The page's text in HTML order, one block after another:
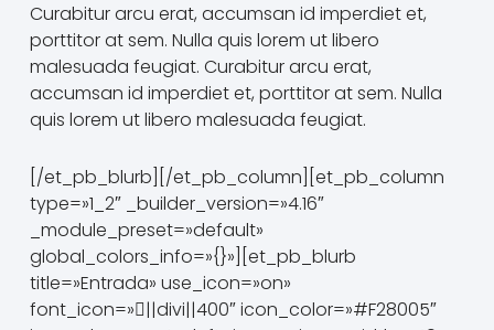
Curabitur arcu erat, accumsan id imperdiet et,
porttitor at sem. Nulla quis lorem ut libero
malesuada feugiat. Curabitur arcu erat,
accumsan id imperdiet et, porttitor at sem. Nulla
quis lorem ut libero malesuada feugiat.
[/et_pb_blurb][/et_pb_column][et_pb_column
type=»1_2″ _builder_version=»4.16″
_module_preset=»default»
global_colors_info=»{}»][et_pb_blurb
title=»Entrada» use_icon=»on»
font_icon=»||divi||400″ icon_color=»#F28005″